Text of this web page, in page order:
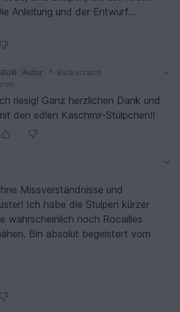
Anleitung und der Entwurf
:-).
Autor
Backscratch
riesig! Ganz herzlichen Dank und
den edlen Kaschmir-Stülpchen!!
Missverständnisse und
Ich habe die Stulpen kürzer
wahrscheinlich noch Rocailles
Bin absolut begeistert vom
schreiben kann und welche
- Respekt.